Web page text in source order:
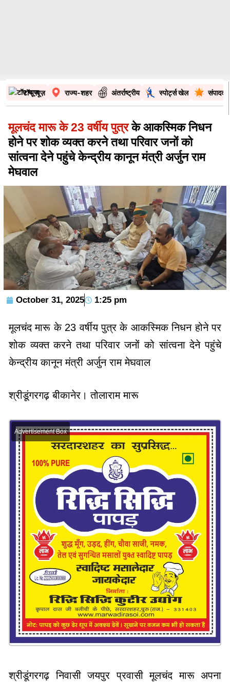
टॉप न्यूज़ राज्य-शहर अंतर्राष्ट्रीय स्पोर्ट्स खेल
मूलचंद मारू के 23 वर्षीय पुत्रके आकस्मिक निधन
होने पर शोक व्यक्त करने तथा परिवार जनों को
सांत्वना देने पहुंचे केन्द्रीय कानून मंत्री अर्जुन राम
मेघवाल
October 31, 2025 1:25 pm
मूलचंद मारू के 23 वर्षीय पुत्र के आकस्मिक निधन होने पर
शोक व्यक्त करने तथा परिवार जनों को सांत्वना देने पहुंचे
केन्द्रीय कानून मंत्री अर्जुन राम मेघवाल
श्रीडूंगरगढ़ बीकानेर। तोलाराम मारू
Advertisement Box
श्रीडूंगरगढ़ निवासी जयपुर प्रवासी मूलचंद मारू अपना